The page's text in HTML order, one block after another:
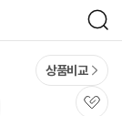
검
색
상품비교